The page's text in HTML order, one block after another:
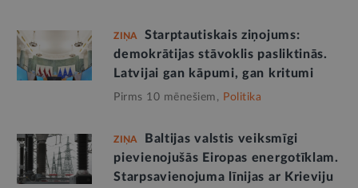
ZIŅA
Starptautiskais ziņojums:
demokrātijas stāvoklis pasliktinās.
Latvijai gan kāpumi, gan kritumi
Pirms 10 mēnešiem, Politika
ZIŅA
Baltijas valstis veiksmīgi
pievienojušās Eiropas energotīklam.
Starpsavienojuma līnijas ar Krieviju